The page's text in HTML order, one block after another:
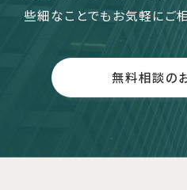
些細なことでもお気軽にご
無料相談の